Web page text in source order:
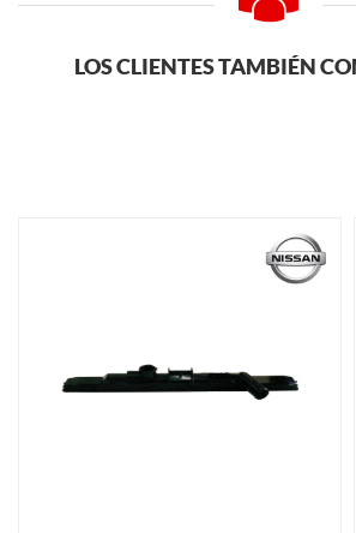
LOS CLIENTES TAMBIÉN